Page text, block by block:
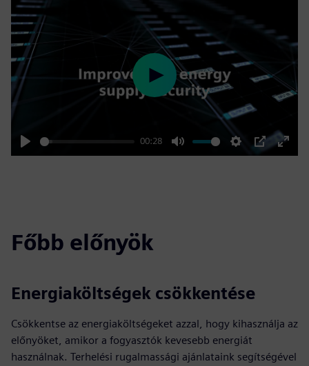
Play
00:28
Mute Settings
PIP
Enter
Play
Főbb előnyök
Energiaköltségek csökkentése
Csökkentse az energiaköltségeket azzal, hogy kihasználja az
előnyöket, amikor a fogyasztók kevesebb energiát
használnak. Terhelési rugalmassági ajánlataink segítségével